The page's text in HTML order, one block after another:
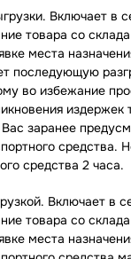
Включает в
товара со
места
последующую
во избежание
издержек
заранее
средства.
средства 2 часа.
Включает в
товара со
места